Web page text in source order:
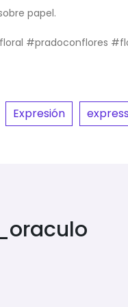
papel.
#pradoconflores
Expresión